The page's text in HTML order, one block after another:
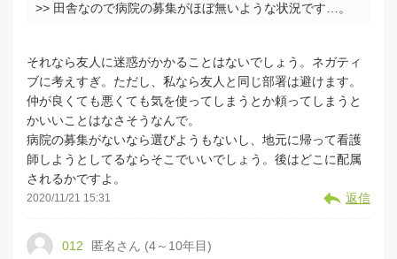
>> 田舎なので病院の募集がほぼ無いような状況です…。
それなら友人に迷惑がかかることはないでしょう。ネガティ
ブに考えすぎ。ただし、私なら友人と同じ部署は避けます。
仲が良くても悪くても気を使ってしまうとか頼ってしまうと
かいいことはなさそうなんで。
病院の募集がないなら選びようもないし、地元に帰って看護
師しようとしてるならそこでいいでしょう。後はどこに配属
されるかですよ。
2020/11/21 15:31 返信
012 匿名さん (4～10年目)